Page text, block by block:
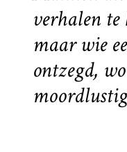
verhalen
maar wie
ontzegd,